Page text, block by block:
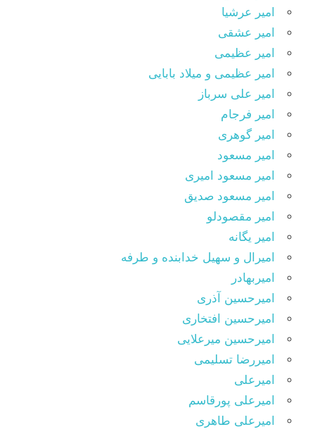
امیر عرشیا
امیر عشقی
امیر عظیمی
امیر عظیمی و میلاد بابایی
امیر علی سرباز
امیر فرجام
امیر گوهری
امیر مسعود
امیر مسعود امیری
امیر مسعود صدیق
امیر مقصودلو
امیر یگانه
امیرال و سهیل خدابنده و طرفه
امیربهادر
امیرحسین آذری
امیرحسین افتخاری
امیرحسین میرعلایی
امیررضا تسلیمی
امیرعلی
امیرعلی پورقاسم
امیرعلی طاهری